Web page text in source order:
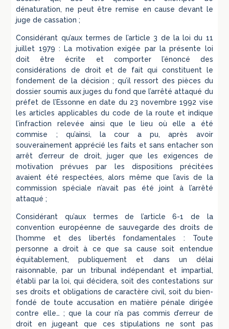
dénaturation, ne peut être remise en cause devant le
juge de cassation ;
Considérant qu’aux termes de l’article 3 de la loi du 11
juillet 1979 : La motivation exigée par la présente loi
doit être écrite et comporter l’énoncé des
considérations de droit et de fait qui constituent le
fondement de la décision ; qu’il ressort des pièces du
dossier soumis aux juges du fond que l’arrêté attaqué du
préfet de l’Essonne en date du 23 novembre 1992 vise
les articles applicables du code de la route et indique
l’infraction relevée ainsi que le lieu où elle a été
commise ; qu’ainsi, la cour a pu, après avoir
souverainement apprécié les faits et sans entacher son
arrêt d’erreur de droit, juger que les exigences de
motivation prévues par les dispositions précitées
avaient été respectées, alors même que l’avis de la
commission spéciale n’avait pas été joint à l’arrêté
attaqué ;
Considérant qu’aux termes de l’article 6-1 de la
convention européenne de sauvegarde des droits de
l’homme et des libertés fondamentales : Toute
personne a droit à ce que sa cause soit entendue
équitablement, publiquement et dans un délai
raisonnable, par un tribunal indépendant et impartial,
établi par la loi, qui décidera, soit des contestations sur
ses droits et obligations de caractère civil, soit du bien-
fondé de toute accusation en matière pénale dirigée
contre elle… ; que la cour n’a pas commis d’erreur de
droit en jugeant que ces stipulations ne sont pas